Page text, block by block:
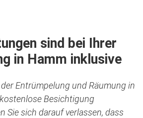
sind bei Ihrer
in Hamm inklusive
Entrümpelung und Räumung in
Besichtigung
Sie sich darauf verlassen, dass